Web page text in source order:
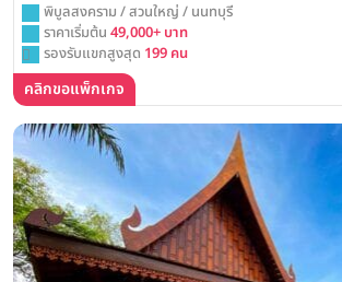
พิบูลสงคราม / สวนใหญ่ / นนทบุรี
ราคาเริ่มต้น 49,000+ บาท
รองรับแขกสูงสุด 199 คน
คลิกขอแพ็กเกจ